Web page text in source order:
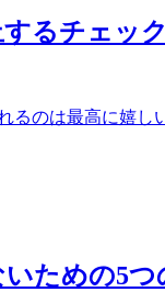
るチェッ
るのは最高に嬉し
ための5つ